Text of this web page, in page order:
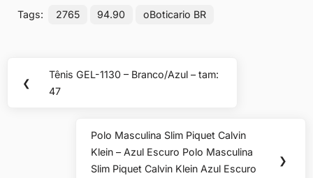
Tags: 2765 94.90 oBoticario BR
Navegação
de
❮
Previous
Post:
Tênis GEL-1130 – Branco/Azul – tam:
47
Next
Post:
Polo Masculina Slim Piquet Calvin
Klein – Azul Escuro Polo Masculina
Slim Piquet Calvin Klein Azul Escuro
❯